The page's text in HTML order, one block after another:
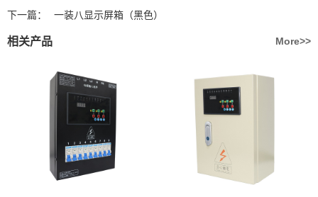
下一篇：
一装八显示屏箱（黑色）
相关产品 More>>